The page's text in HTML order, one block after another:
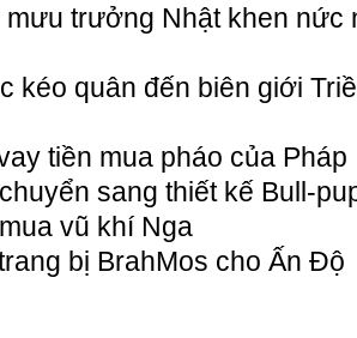
mưu trưởng Nhật khen nức
kéo quân đến biên giới
tiền mua pháo của Pháp
sang thiết kế Bull-
vũ khí Nga
bị BrahMos cho Ấn Độ